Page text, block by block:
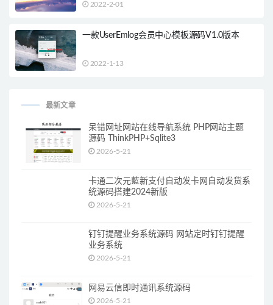
2022-2-01
一款UserEmlog会员中心模板源码V1.0版本
2022-1-13
最新文章
呆错网址网站在线导航系统 PHP网站主题
源码 ThinkPHP+Sqlite3
2026-5-21
卡通二次元藍新支付自动发卡网自动发货系
统源码搭建2024新版
2026-5-21
钉钉提醒业务系统源码 网站定时钉钉提醒
业务系统
2026-5-21
网易云信即时通讯系统源码
2026-5-21